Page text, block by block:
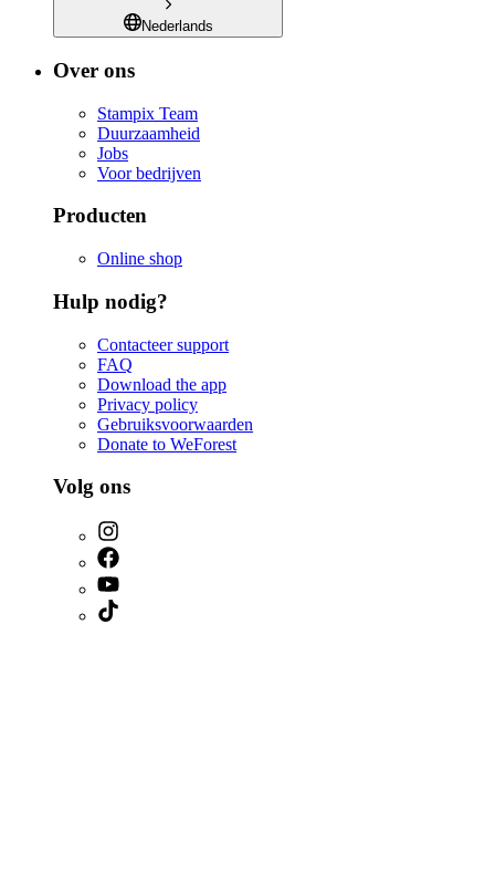
Nederlands
Over ons
Stampix Team
Duurzaamheid
Jobs
Voor bedrijven
Producten
Online shop
Hulp nodig?
Contacteer support
FAQ
Download the app
Privacy policy
Gebruiksvoorwaarden
Donate to WeForest
Volg ons